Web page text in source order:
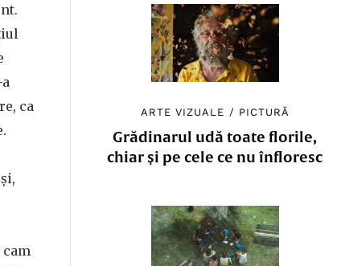
ARTE VIZUALE / PICTURĂ
Grădinarul udă toate florile,
chiar și pe cele ce nu înfloresc
ca